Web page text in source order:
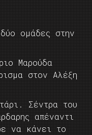
ομάδες στην
Μαρούδα
στον Αλέξη
Σέντρα του
απέναντι
να κάνει το